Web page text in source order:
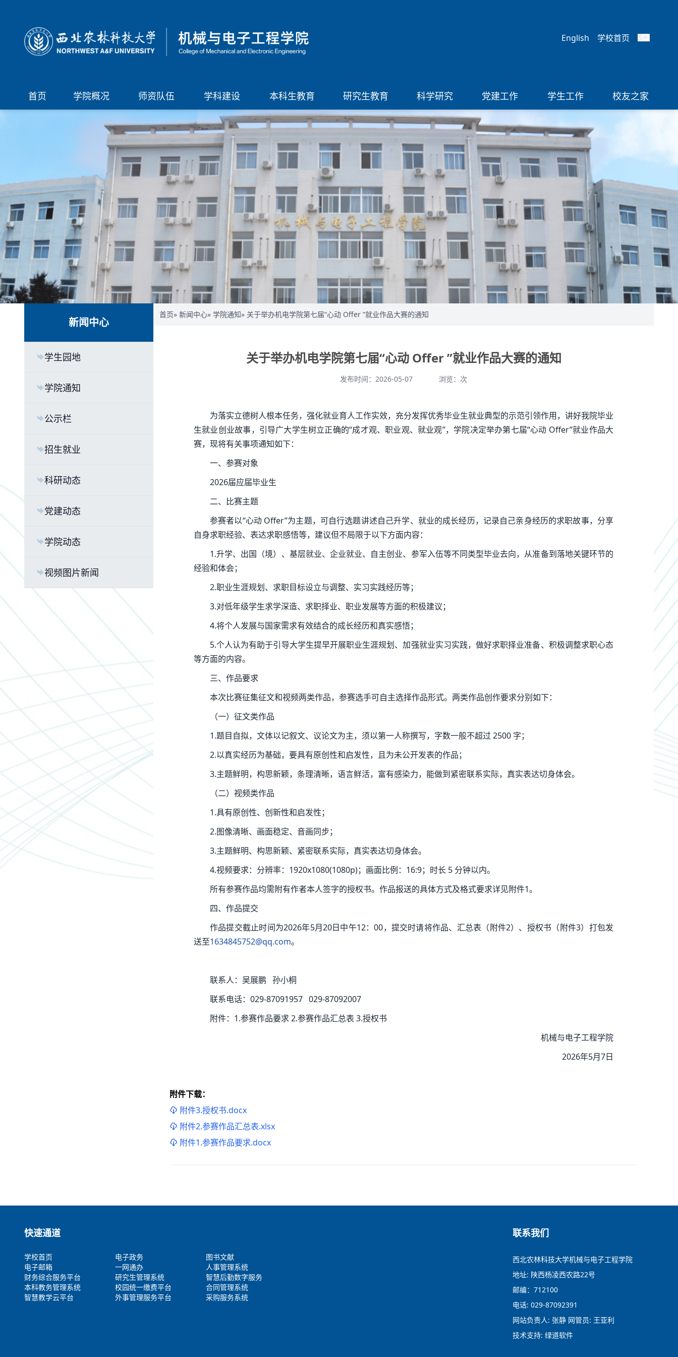
English 学校首页
首页 学院概况 师资队伍 学科建设 本科生教育 研究生教育 科学研究 党建工作 学生工作 校友之家
新闻中心
学生园地
学院通知
公示栏
招生就业
科研动态
党建动态
学院动态
视频图片新闻
首页» 新闻中心» 学院通知» 关于举办机电学院第七届“心动 Offer ”就业作品大赛的通知
关于举办机电学院第七届“心动 Offer ”就业作品大赛的通知
发布时间：2026-05-07 浏览： 次
为落实立德树人根本任务，强化就业育人工作实效，充分发挥优秀毕业生就业典型的示范引领作用，讲好我院毕业
生就业创业故事，引导广大学生树立正确的“成才观、职业观、就业观”，学院决定举办第七届“心动 Offer”就业作品大
赛，现将有关事项通知如下：
一、参赛对象
2026届应届毕业生
二、比赛主题
参赛者以“心动 Offer”为主题，可自行选题讲述自己升学、就业的成长经历，记录自己亲身经历的求职故事，分享
自身求职经验、表达求职感悟等，建议但不局限于以下方面内容：
1.升学、出国（境）、基层就业、企业就业、自主创业、参军入伍等不同类型毕业去向，从准备到落地关键环节的
经验和体会；
2.职业生涯规划、求职目标设立与调整、实习实践经历等；
3.对低年级学生求学深造、求职择业、职业发展等方面的积极建议；
4.将个人发展与国家需求有效结合的成长经历和真实感悟；
5.个人认为有助于引导大学生提早开展职业生涯规划、加强就业实习实践，做好求职择业准备、积极调整求职心态
等方面的内容。
三、作品要求
本次比赛征集征文和视频两类作品，参赛选手可自主选择作品形式。两类作品创作要求分别如下：
（一）征文类作品
1.题目自拟，文体以记叙文、议论文为主，须以第一人称撰写，字数一般不超过 2500 字；
2.以真实经历为基础，要具有原创性和启发性，且为未公开发表的作品；
3.主题鲜明，构思新颖，条理清晰，语言鲜活，富有感染力，能做到紧密联系实际，真实表达切身体会。
（二）视频类作品
1.具有原创性、创新性和启发性；
2.图像清晰、画面稳定、音画同步；
3.主题鲜明、构思新颖、紧密联系实际，真实表达切身体会。
4.视频要求：分辨率：1920x1080(1080p)；画面比例：16:9；时长 5 分钟以内。
所有参赛作品均需附有作者本人签字的授权书。作品报送的具体方式及格式要求详见附件1。
四、作品提交
作品提交截止时间为2026年5月20日中午12：00，提交时请将作品、汇总表（附件2）、授权书（附件3）打包发
送至1634845752@qq.com。
联系人：吴展鹏 孙小桐
联系电话：029-87091957 029-87092007
附件：1.参赛作品要求 2.参赛作品汇总表 3.授权书
机械与电子工程学院
2026年5月7日
附件下载：
附件3.授权书.docx
附件2.参赛作品汇总表.xlsx
附件1.参赛作品要求.docx
快速通道
学校首页 电子政务
图书文献
电子邮箱
一网通办
人事管理系统
财务综合服务平台
研究生管理系统
智慧后勤数字服务
本科教务管理系统
校园统一缴费平台
合同管理系统
智慧教学云平台
外事管理服务平台 采购服务系统
联系我们
西北农林科技大学机械与电子工程学院
地址: 陕西杨凌西农路22号
邮编：712100
电话: 029-87092391
网站负责人: 张静 网管员: 王亚利
技术支持: 绿道软件